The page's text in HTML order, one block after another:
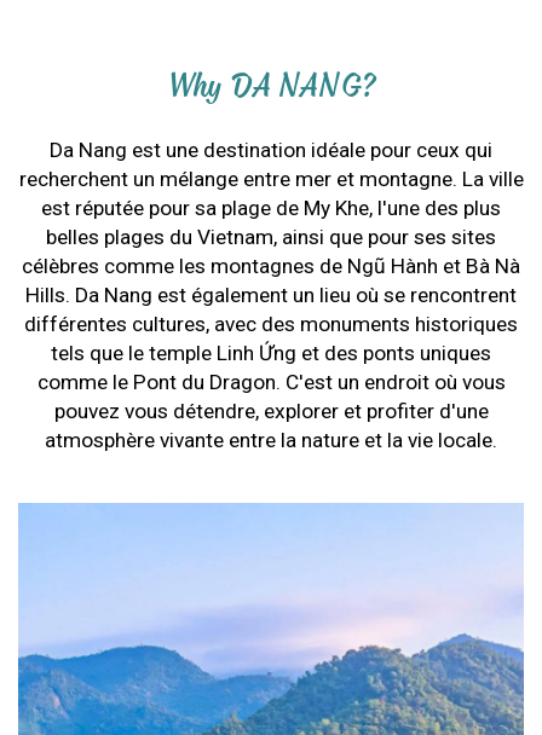
Why DA NANG?
Da Nang est une destination idéale pour ceux qui
recherchent un mélange entre mer et montagne. La ville
est réputée pour sa plage de My Khe, l'une des plus
belles plages du Vietnam, ainsi que pour ses sites
célèbres comme les montagnes de Ngũ Hành et Bà Nà
Hills. Da Nang est également un lieu où se rencontrent
différentes cultures, avec des monuments historiques
tels que le temple Linh Ứng et des ponts uniques
comme le Pont du Dragon. C'est un endroit où vous
pouvez vous détendre, explorer et profiter d'une
atmosphère vivante entre la nature et la vie locale.